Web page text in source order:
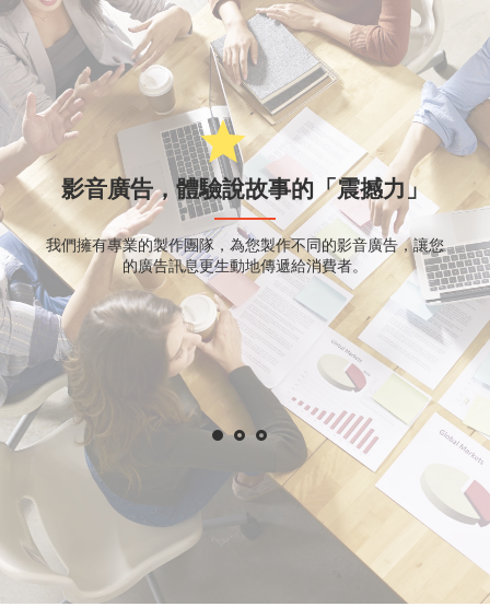
star
影音廣告，體驗說故事的「震撼力」
我們擁有專業的製作團隊，為您製作不同的影音廣告，讓您
的廣告訊息更生動地傳遞給消費者。